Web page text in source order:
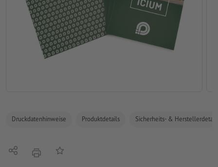
Druckdatenhinweise Produktdetails Sicherheits- &
Teilen DruckenAuf die Merkliste